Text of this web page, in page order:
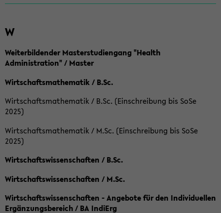
W
Weiterbildender Masterstudiengang "Health
Administration" / Master
Wirtschaftsmathematik / B.Sc.
Wirtschaftsmathematik / B.Sc. (Einschreibung bis SoSe
2025)
Wirtschaftsmathematik / M.Sc. (Einschreibung bis SoSe
2025)
Wirtschaftswissenschaften / B.Sc.
Wirtschaftswissenschaften / M.Sc.
Wirtschaftswissenschaften - Angebote für den Individuellen
Ergänzungsbereich / BA IndiErg